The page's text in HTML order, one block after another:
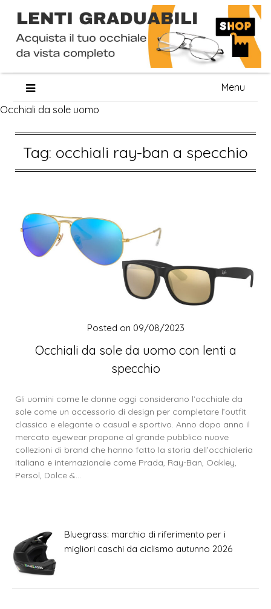
content
Menu
Occhiali da sole uomo
Tag: occhiali ray-ban a specchio
Occhiali da sole da uomo con lenti a
specchio
Posted on 09/08/2023
Gli uomini come le donne oggi considerano l’occhiale da
sole come un accessorio di design per completare l’outfit
classico e elegante o casual e sportivo. Anno dopo anno il
mercato eyewear propone al grande pubblico nuove
collezioni di brand che hanno fatto la storia dell’occhialeria
italiana e internazionale come Prada, Ray-Ban, Oakley,
Persol, Dolce &…
Bluegrass: marchio di riferimento per i
migliori caschi da ciclismo autunno 2026